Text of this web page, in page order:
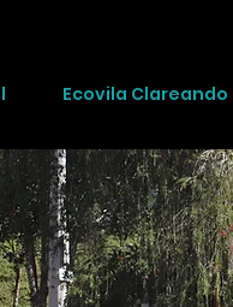
Ecovila Clareando